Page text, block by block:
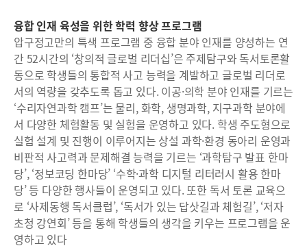
융합 인재 육성을 위한 학력 향상 프로그램
압구정고만의 특색 프로그램 중 융합 분야 인재를 양성하는 연
간 52시간의 ‘창의적 글로벌 리더십’은 주제탐구와 독서토론활
동으로 학생들의 통합적 사고 능력을 계발하고 글로벌 리더로
서의 역량을 갖추도록 돕고 있다. 이공·의학 분야 인재를 기르는
‘수리자연과학 캠프’는 물리, 화학, 생명과학, 지구과학 분야에
서 다양한 체험활동 및 실험을 운영하고 있다. 학생 주도형으로
실험 설계 및 진행이 이루어지는 상설 과학·환경 동아리 운영과
비판적 사고력과 문제해결 능력을 기르는 ‘과학탐구 발표 한마
당’, ‘정보코딩 한마당’ ‘수학·과학 디지털 리터러시 활용 한마
당’ 등 다양한 행사들이 운영되고 있다. 또한 독서 토론 교육으
로 ‘사제동행 독서클럽’, ‘독서가 있는 답삿길과 체험길’, ‘저자
초청 강연회’ 등을 통해 학생들의 생각을 키우는 프로그램을 운
영하고 있다